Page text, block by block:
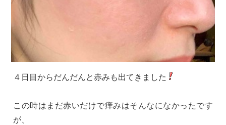
４日目からだんだんと赤みも出てきました
この時はまだ赤いだけで痒みはそんなになかったです
が、